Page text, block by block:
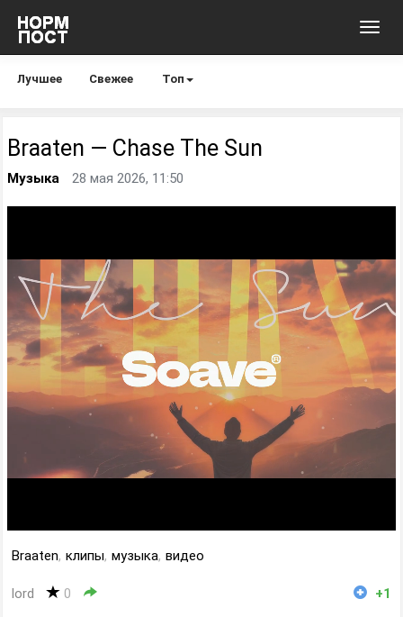
Лучшее Свежее Топ
Braaten — Chase The Sun
Музыка 28 мая 2026, 11:50
Braaten, клипы, музыка, видео
lord 0 +1